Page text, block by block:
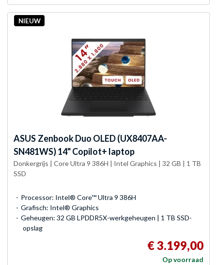
NIEUW
ASUS Zenbook Duo OLED (UX8407AA-
SN481WS) 14" Copilot+ laptop
Donkergrijs | Core Ultra 9 386H | Intel Graphics | 32 GB | 1 TB
SSD
Processor: Intel® Core™ Ultra 9 386H
Grafisch: Intel® Graphics
Geheugen: 32 GB LPDDR5X-werkgeheugen | 1 TB SSD-
opslag
€ 3.199,00
Op voorraad